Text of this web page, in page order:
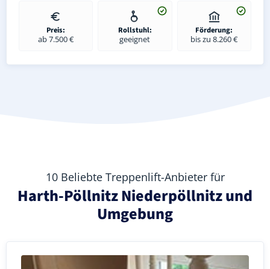
Preis:
ab 7.500 €
Rollstuhl:
geeignet
Förderung:
bis zu 8.260 €
10 Beliebte Treppenlift-Anbieter für
Harth-Pöllnitz Niederpöllnitz und
Umgebung